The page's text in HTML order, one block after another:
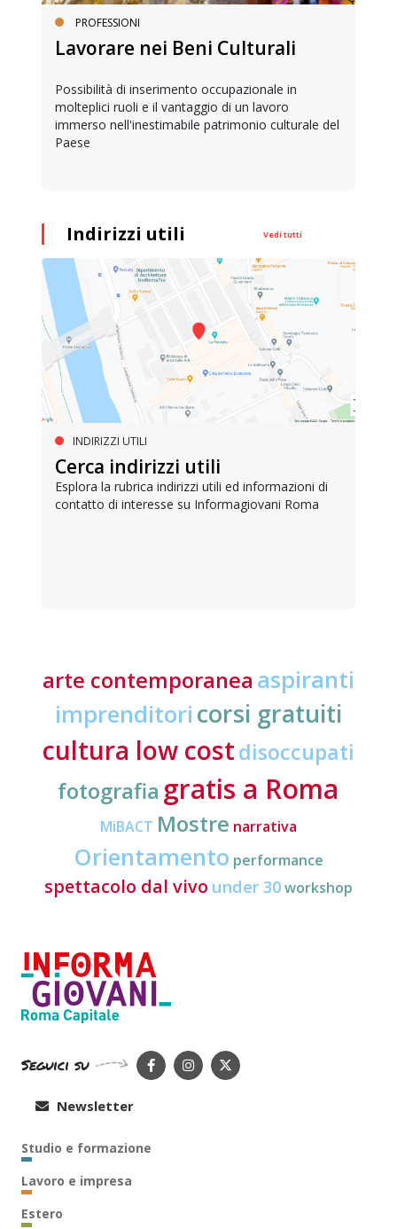
PROFESSIONI
Lavorare nei Beni Culturali
Possibilità di inserimento occupazionale in
molteplici ruoli e il vantaggio di un lavoro
immerso nell'inestimabile patrimonio culturale del
Paese
Indirizzi utili Vedi tutti
INDIRIZZI UTILI
Cerca indirizzi utili
Esplora la rubrica indirizzi utili ed informazioni di
contatto di interesse su Informagiovani Roma
arte contemporanea aspiranti
imprenditori corsi gratuiti
cultura low costdisoccupati
fotografia gratis a Roma
MiBACT Mostre narrativa
Orientamento performance
spettacolo dal vivo under 30workshop
Seguici su
Newsletter
Studio e formazione
Lavoro e impresa
Estero